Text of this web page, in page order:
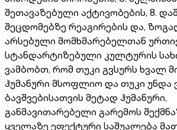
შეთავაზებული აქტივობების, 8.
შეცდომებზე რეაგირების და,
არსებული მომხმარებელთან
სტანდარტიზებული კულტურის
ვამბობთ, რომ თუკი გვსურს ხვალ
ჰუმანური მსოფლიო და თუკი უნდა
ბავშვებისათვის მეტად ჰუმანური,
განმავითარებელი გარემოს
ყველაზე ეფექტური საშუალება